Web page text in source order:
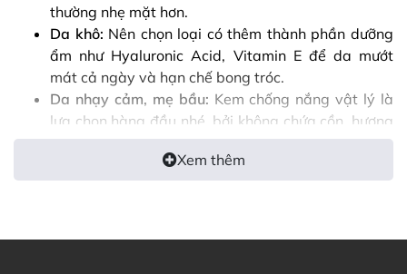
thường nhẹ mặt hơn.
Da khô: Nên chọn loại có thêm thành phần dưỡng
ẩm như Hyaluronic Acid, Vitamin E để da mướt
mát cả ngày và hạn chế bong tróc.
Da nhạy cảm, mẹ bầu: Kem chống nắng vật lý là
lựa chọn hàng đầu nhé, bởi không chứa cồn, hương
liệu hoặc các chất dễ gây kích ứng. Ưu tiên các
thành phần lành tình
Dùng hằng ngày đi làm, học tập:Cần sản phẩm gọn nhẹ
Xem thêm